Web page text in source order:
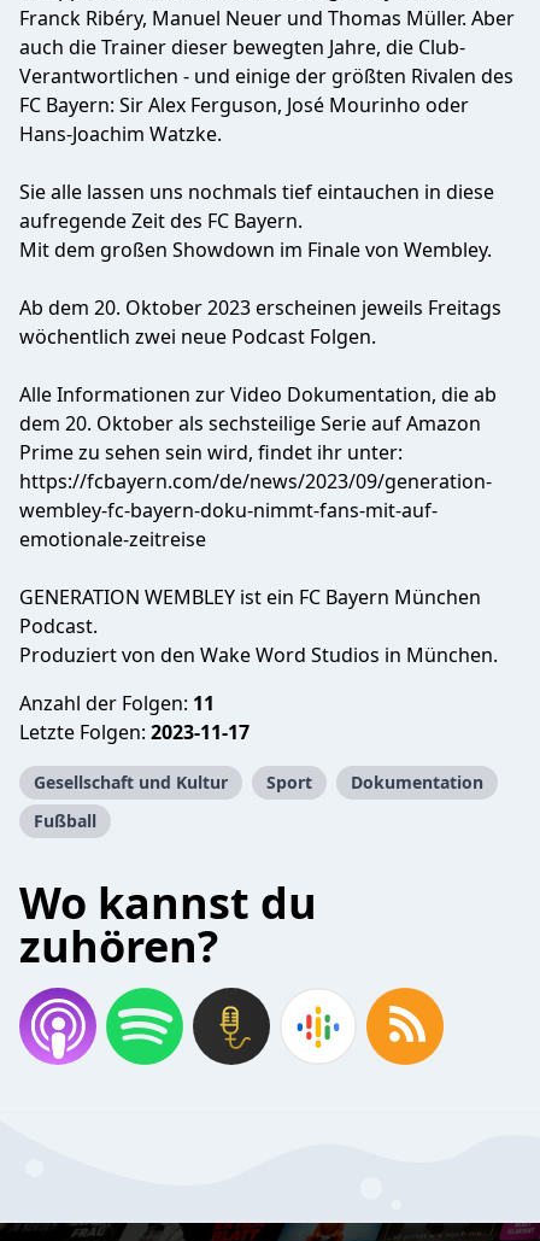
Franck Ribéry, Manuel Neuer und Thomas Müller. Aber
auch die Trainer dieser bewegten Jahre, die Club-
Verantwortlichen - und einige der größten Rivalen des
FC Bayern: Sir Alex Ferguson, José Mourinho oder
Hans-Joachim Watzke.
Sie alle lassen uns nochmals tief eintauchen in diese
aufregende Zeit des FC Bayern.
Mit dem großen Showdown im Finale von Wembley.
Ab dem 20. Oktober 2023 erscheinen jeweils Freitags
wöchentlich zwei neue Podcast Folgen.
Alle Informationen zur Video Dokumentation, die ab
dem 20. Oktober als sechsteilige Serie auf Amazon
Prime zu sehen sein wird, findet ihr unter:
https://fcbayern.com/de/news/2023/09/generation-
wembley-fc-bayern-doku-nimmt-fans-mit-auf-
emotionale-zeitreise
GENERATION WEMBLEY ist ein FC Bayern München
Podcast.
Produziert von den Wake Word Studios in München.
Anzahl der Folgen: 11
Letzte Folgen: 2023-11-17
Gesellschaft und Kultur Sport
Dokumentation
Fußball
Wo kannst du
zuhören?